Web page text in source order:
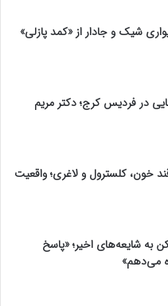
شیک و جادار از «کمد پازلی»
در فردیس کرج؛ دکتر مریم
خون، کلسترول و لاغری؛ واقعیت
به شایعه‌های اخیر؛ «پاسخ
می‌دهم»